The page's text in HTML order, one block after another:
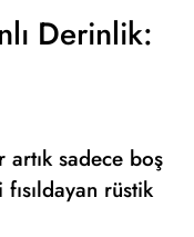
Derinlik:
sadece boş
rüstik